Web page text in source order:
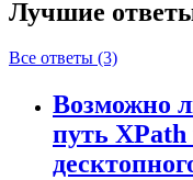
Лучшие
Все ответы (3)
Возможно
путь